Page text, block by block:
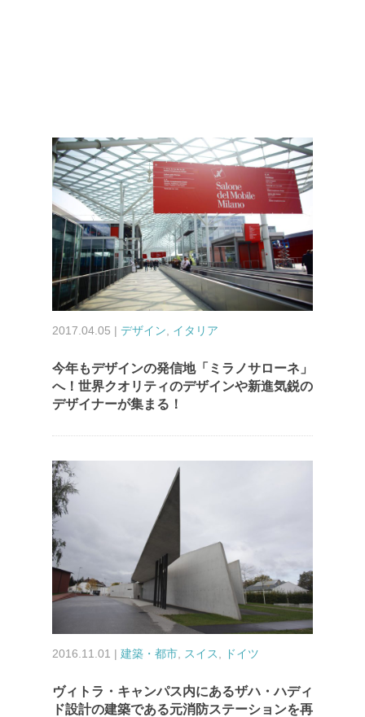
2017.04.05 | デザイン イタリア
今年もデザインの発信地「ミラノサローネ」
へ！世界クオリティのデザインや新進気鋭の
デザイナーが集まる！
2016.11.01 | 建築・都市 スイス ドイツ
ヴィトラ・キャンパス内にあるザハ・ハディ
ド設計の建築である元消防ステーションを再